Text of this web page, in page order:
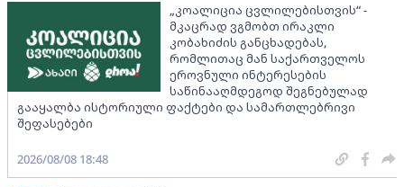
„კოალიცია ცვლილებისთვის“ -
მკაცრად ვგმობთ ირაკლი
კობახიძის განცხადებას,
რომლითაც მან საქართველოს
ეროვნული ინტერესების
საწინააღმდეგოდ შეგნებულად
გააყალბა ისტორიული ფაქტები და სამართლებრივი
შეფასებები
2026/08/08 18:48